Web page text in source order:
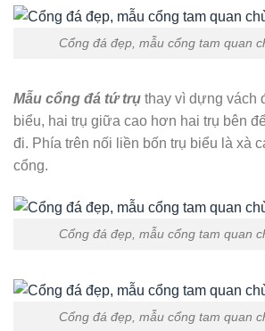
Cổng đá đẹp, mẫu cổng tam quan
Mẫu cổng đá tứ trụ thay vì dựng vách
biểu, hai trụ giữa cao hơn hai trụ bên
đi. Phía trên nối liền bốn trụ biểu là xà
cổng.
Cổng đá đẹp, mẫu cổng tam quan
Cổng đá đẹp, mẫu cổng tam quan